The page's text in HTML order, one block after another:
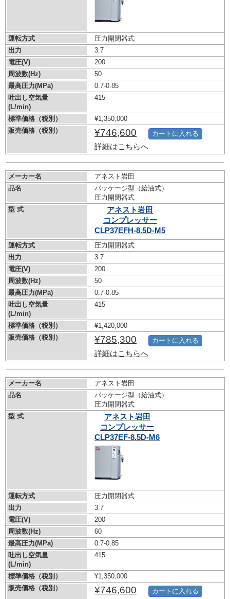
運転方式
圧力開閉器式
出力
3.7
電圧(V)
200
周波数(Hz)
50
最高圧力(MPa)
0.7-0.85
吐出し空気量
(L/min)
415
標準価格（税別）
¥1,350,000
販売価格（税別）
¥746,600
詳細はこちらへ
カートに入れる
メーカー名
アネスト岩田
品名
パッケージ型（給油式）
圧力開閉器式
型 式
アネスト岩田
コンプレッサー
CLP37EFH-8.5D-M5
運転方式
圧力開閉器式
出力
3.7
電圧(V)
200
周波数(Hz)
50
最高圧力(MPa)
0.7-0.85
吐出し空気量
(L/min)
415
標準価格（税別）
¥1,420,000
販売価格（税別）
¥785,300
詳細はこちらへ
カートに入れる
メーカー名
アネスト岩田
品名
パッケージ型（給油式）
圧力開閉器式
型 式
アネスト岩田
コンプレッサー
CLP37EF-8.5D-M6
運転方式
圧力開閉器式
出力
3.7
電圧(V)
200
周波数(Hz)
60
最高圧力(MPa)
0.7-0.85
吐出し空気量
(L/min)
415
標準価格（税別）
¥1,350,000
販売価格（税別）
¥746,600 カートに入れる